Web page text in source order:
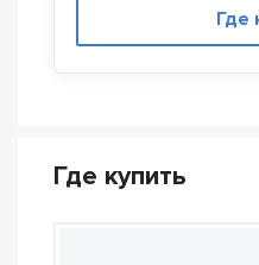
Где
Где купить